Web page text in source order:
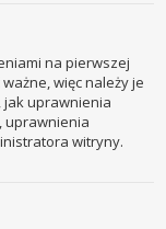
na pierwszej
więc należy je
jak uprawnienia
uprawnienia
witryny.